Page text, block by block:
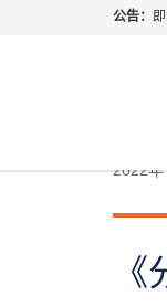
公告：
2022